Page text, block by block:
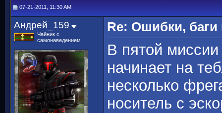
07-21-2011, 11:30 AM
Андрей_159
Чайник с
самонаведением
Re: Ошибки,
В пятой
начинает на
несколько
носитель с